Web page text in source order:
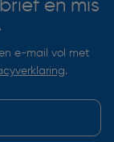
en mis
e-mail vol met
.